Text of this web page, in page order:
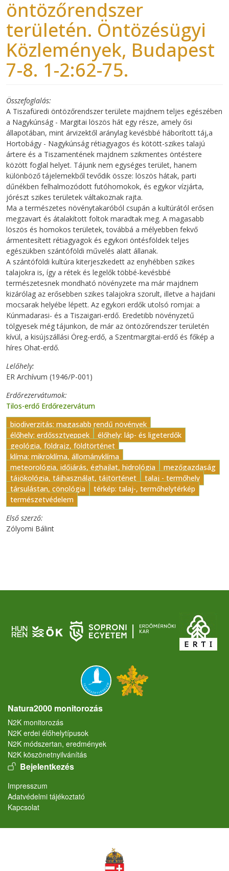
öntözőrendszer
területén. Öntözésügyi
Közlemények, Budapest
7-8. 1-2:62-75.
Összefoglalás
A Tiszafüredi öntözőrendszer területe majdnem teljes egészében
a Nagykúnság - Margitai löszös hát egy része, amely ősi
állapotában, mint árvizektől aránylag kevésbbé háborított táj,a
Hortobágy - Nagykúnság rétiagyagos és kötött-szikes talajú
ártere és a Tiszamentének majdnem szikmentes öntéstere
között foglal helyet. Tájunk nem egységes terület, hanem
különböző tájelemekből tevődik össze: löszös hátak, parti
dűnékben felhalmozódott futóhomokok, és egykor vízjárta,
jórészt szikes területek váltakoznak rajta.
Ma a természetes növénytakaróból csupán a kultúrától erősen
megzavart és átalakított foltok maradtak meg. A magasabb
löszös és homokos területek, továbbá a mélyebben fekvő
ármentesített rétiagyagok és egykori öntésföldek teljes
egészükben szántóföldi művelés alatt állanak.
A szántóföldi kultúra kiterjeszkedett az enyhébben szikes
talajokra is, így a rétek és legelők többé-kevésbbé
természetesnek mondható növényzete ma már majdnem
kizárólag az erősebben szikes talajokra szorult, illetve a hajdani
mocsarak helyébe lépett. Az egykori erdők utolsó romjai: a
Kúnmadarasi- és a Tiszaigari-erdő. Eredetibb növényzetű
tölgyesek még tájunkon, de már az öntözőrendszer területén
kívül, a kisújszállási Öreg-erdő, a Szentmargitai-erdő és főkép a
híres Ohat-erdő.
Lelőhely
ER Archívum (1946/P-001)
Erdőrezervátumok
Tilos-erdő Erdőrezervátum
biodiverzitás: magasabb rendű növények
élőhely: erdőssztyeppek
élőhely: láp- és ligeterdők
geológia, földrajz, földtörténet
klíma: mikroklíma, állományklíma
meteorológia, időjárás, éghajlat, hidrológia
mezőgazdaság
tájökológia, tájhasználat, tájtörténet
talaj - termőhely
társulástan, cönológia
térkép: talaj-, termőhelytérkép
természetvédelem
Első szerző
Zólyomi Bálint
Natura2000 monitorozás
N2K monitorozás
N2K erdei élőhelytípusok
N2K módszertan, eredmények
N2K köszönetnyilvánítás
User account menu
Bejelentkezés
Lábléc
Impresszum
Adatvédelmi tájékoztató
Kapcsolat